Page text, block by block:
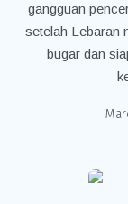
gangguan
setelah Lebaran
bugar dan